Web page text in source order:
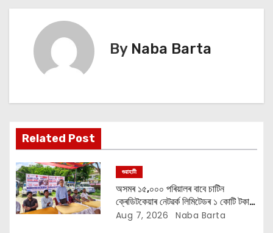
s
i
g
a
t
By Naba Barta
Related Post
গুৱাহাটী
অসমৰ ১৫,০০০ পৰিয়ালৰ বাবে চাটিন
ক্ৰেডিটকেয়াৰ নেটৱৰ্ক লিমিটেডৰ ১ কোটি টকাৰ
বান সাহায্য অভিযান
Aug 7, 2026 Naba Barta